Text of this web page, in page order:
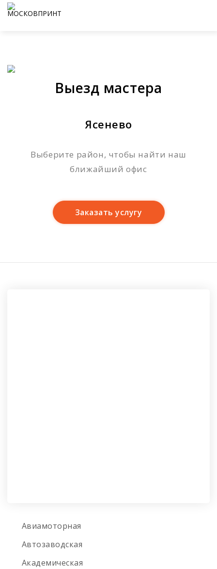
Выезд мастера
Ясенево
Выберите район, чтобы найти наш
ближайший офис
Заказать услугу
Авиамоторная
Автозаводская
Академическая